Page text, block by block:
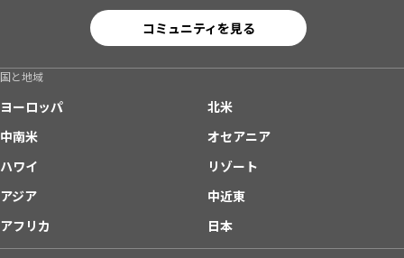
コミュニティを見る
国と地域
ヨーロッパ
北米
中南米
オセアニア
ハワイ
リゾート
アジア
中近東
アフリカ
日本